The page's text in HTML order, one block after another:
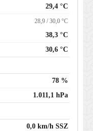
29,4 °C
28,9 / 30,0 °C
38,3 °C
30,6 °C
78 %
1.011,1 hPa
0,0 km/h SSZ